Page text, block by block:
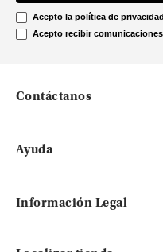
Acepto la política de privacidad
Acepto recibir
Contáctanos
Ayuda
Información Legal